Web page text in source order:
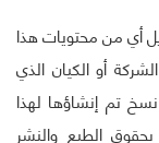
أي من محتويات هذا
أو الكيان الذي
تم إنشاؤها لهذا
الطبع والنشر